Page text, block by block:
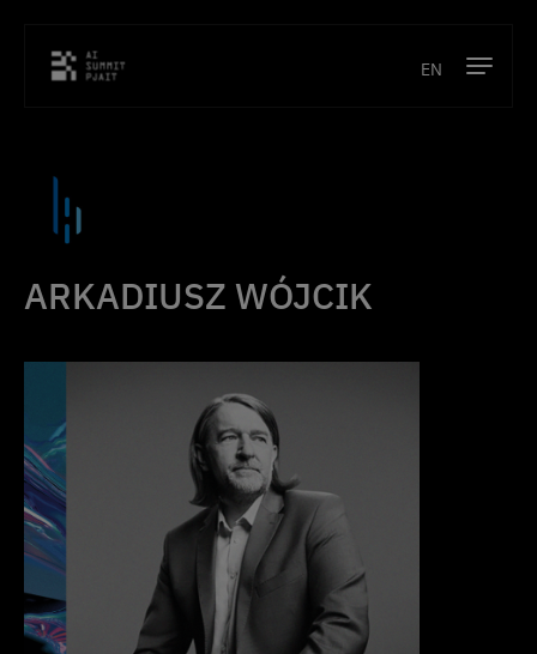
Prelegenci
Bilety
O konferencji
EN
ARKADIUSZ WÓJCIK